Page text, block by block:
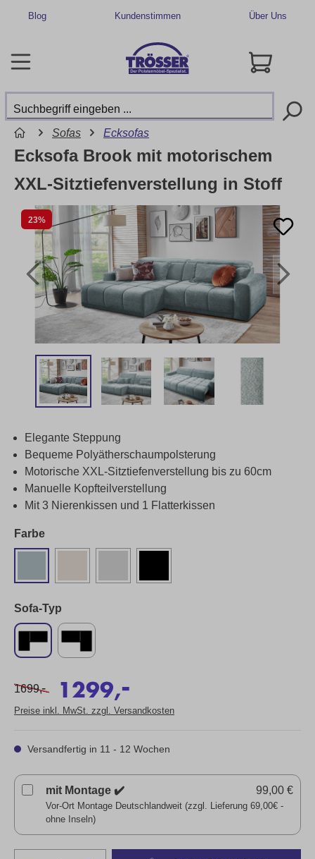
Blog Kundenstimmen Über Uns
Sofas Ecksofas
23%
Ecksofa Brook mit motorischem
XXL-Sitztiefenverstellung in Stoff
Elegante Steppung
Bequeme Polyätherschaumpolsterung
Motorische XXL-Sitztiefenverstellung bis zu 60cm
Manuelle Kopfteilverstellung
Mit 3 Nierenkissen und 1 Flatterkissen
Farbe
Sofa-Typ
1699,- 1299,
-
Preise inkl. MwSt. zzgl. Versandkosten
Versandfertig in 11 - 12 Wochen
mit Montage ✔️
Vor-Ort Montage Deutschlandweit (zzgl. Lieferung 69,00€ -
ohne Inseln)
99,00 €